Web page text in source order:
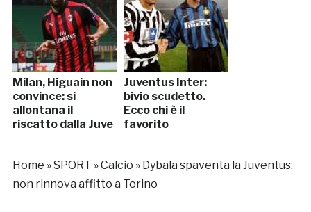
Milan, Higuain non
convince: si
allontana il
riscatto dalla Juve
Juventus Inter:
bivio scudetto.
Ecco chi è il
favorito
Home »SPORT »Calcio » Dybala spaventa la Juventus:
non rinnova affitto a Torino